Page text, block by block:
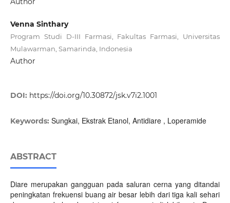
Venna Sinthary
Program Studi D-III Farmasi, Fakultas Farmasi, Universitas
Mulawarman, Samarinda, Indonesia
Author
DOI: https://doi.org/10.30872/jsk.v7i2.1001
Keywords: Sungkai, Ekstrak Etanol, Antidiare , Loperamide
ABSTRACT
Diare merupakan gangguan pada saluran cerna yang ditandai
peningkatan frekuensi buang air besar lebih dari tiga kali sehari